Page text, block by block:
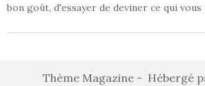
bon goût, d'essayer de deviner ce qui vous
Thème Magazine - Hébergé